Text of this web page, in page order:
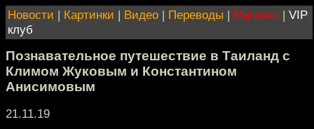
Новости | Картинки | Видео | Переводы | Магазин | VIP
клуб
Познавательное путешествие в Таиланд с
Климом Жуковым и Константином
Анисимовым
21.11.19